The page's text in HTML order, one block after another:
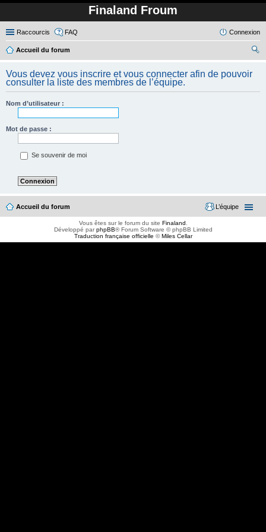
Finaland Froum
Raccourcis FAQ Connexion
Accueil du forum
her
ch
Vous devez vous inscrire et vous connecter afin de pouvoir
consulter la liste des membres de l’équipe.
Nom d’utilisateur :
Mot de passe :
Se souvenir de moi
Accueil du forum L’équipe
Vous êtes sur le forum du site Finaland
Développé parphpBB® Forum Software © phpBB Limited
Traduction française officielle ©Miles Cellar